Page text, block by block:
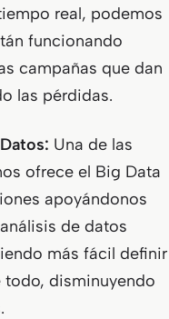
real, podemos
funcionando
campañas que dan
las pérdidas.
Una de las
ofrece el Big Data
apoyándonos
de datos
más fácil definir
disminuyendo